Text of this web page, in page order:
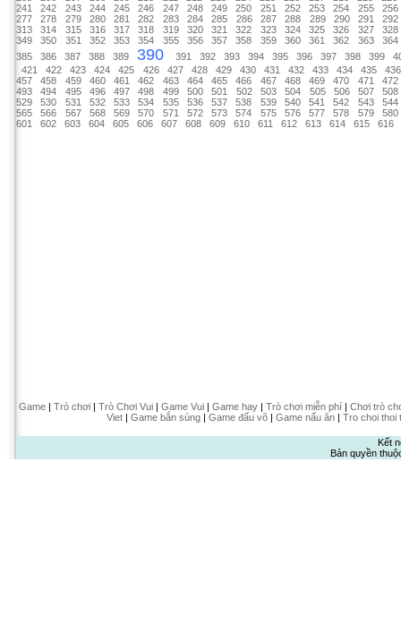
241
242 243 244 245 246 247 248 249 250 251 252 253 254 255
256
277
278 279 280 281 282 283 284 285 286 287 288 289 290 291
292
313
314 315 316 317 318 319 320 321 322 323 324 325 326 327
328
349
350 351 352 353 354 355 356 357 358 359 360 361 362 363
364
385
386 387 388 389 390 391 392 393 394 395 396 397 398 399
421
422 423 424 425 426 427 428 429 430 431 432 433 434 435
436
457
458 459 460 461 462 463 464 465 466 467 468 469 470 471
472
493
494 495 496 497 498 499 500 501 502 503 504 505 506 507
508
529
530 531 532 533 534 535 536 537 538 539 540 541 542 543
544
565
566 567 568 569 570 571 572 573 574 575 576 577 578 579
580
601
602 603 604 605 606 607 608 609 610 611 612 613 614 615 616
Game| Trò chơi| Trò Chơi Vui| Game Vui| Game hay| Trò chơi miễn phí| Chơi trò
Viet| Game bắn súng| Game đấu võ| Game nấu ăn| Tro choi thoi
Kết
Bản quyền